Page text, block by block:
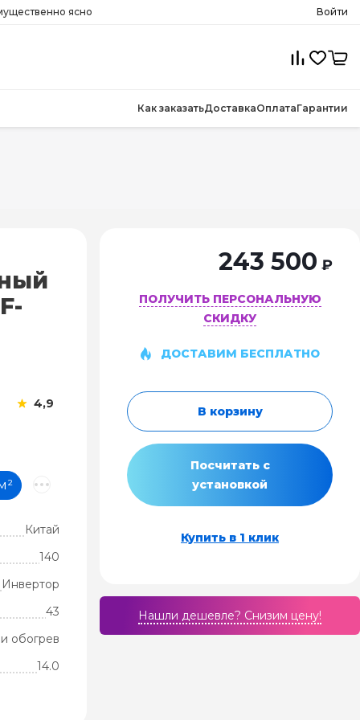
ясно Войти
Как заказатьДоставкаОплатаГарантии
4,9
Китай
140
Инвертор
43
обогрев
14.0
243 500 ₽
ПОЛУЧИТЬ ПЕРСОНАЛЬНУЮ
СКИДКУ
ДОСТАВИМ БЕСПЛАТНО
В корзину
Посчитать с
установкой
Купить в 1 клик
Нашли дешевле? Cнизим цену!